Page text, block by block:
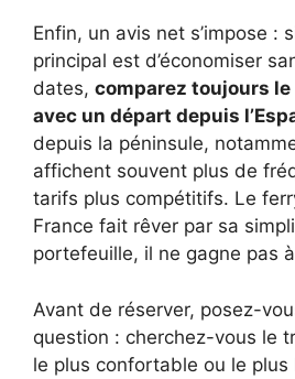
Enfin, un avis net s’impose :
principal est d’économiser
dates, comparez toujours
avec un départ depuis
depuis la péninsule,
affichent souvent plus de
tarifs plus compétitifs. Le
France fait rêver par sa
portefeuille, il ne gagne pas
Avant de réserver, posez-
question : cherchez-vous le
le plus confortable ou le plus